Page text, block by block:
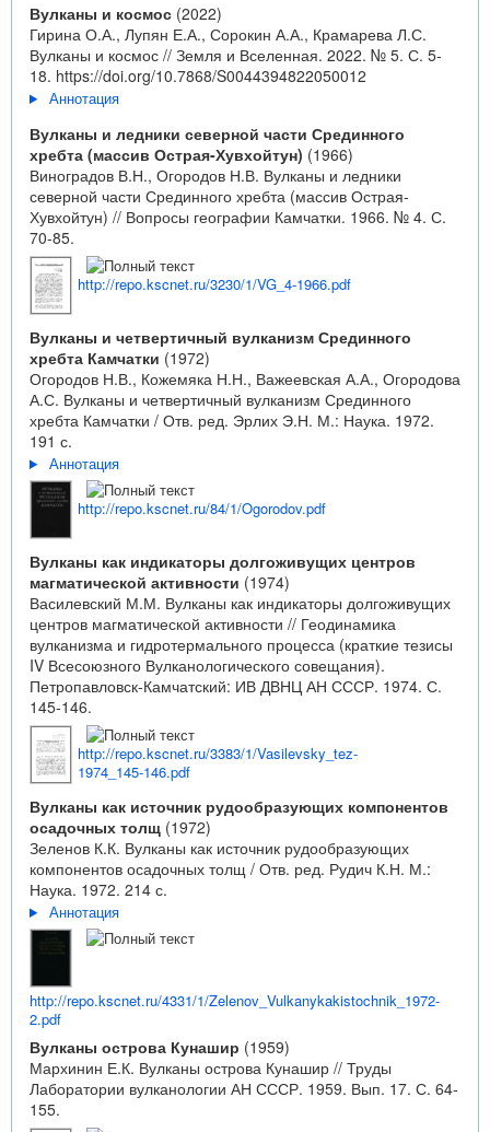
Вулканы и космос (2022)
Гирина О.А., Лупян Е.А., Сорокин А.А., Крамарева Л.С.
Вулканы и космос // Земля и Вселенная. 2022. № 5. С. 5-
18. https://doi.org/10.7868/S0044394822050012
Аннотация
Вулканы и ледники северной части Срединного
хребта (массив Острая-Хувхойтун) (1966)
Виноградов В.Н., Огородов Н.В. Вулканы и ледники
северной части Срединного хребта (массив Острая-
Хувхойтун) // Вопросы географии Камчатки. 1966. № 4. С.
70-85.
http://repo.kscnet.ru/3230/1/VG_4-1966.pdf
Вулканы и четвертичный вулканизм Срединного
хребта Камчатки (1972)
Огородов Н.В., Кожемяка Н.Н., Важеевская А.А., Огородова
А.С. Вулканы и четвертичный вулканизм Срединного
хребта Камчатки / Отв. ред. Эрлих Э.Н. М.: Наука. 1972.
191 с.
Аннотация
http://repo.kscnet.ru/84/1/Ogorodov.pdf
Вулканы как индикаторы долгоживущих центров
магматической активности (1974)
Василевский М.М. Вулканы как индикаторы долгоживущих
центров магматической активности // Геодинамика
вулканизма и гидротермального процесса (краткие тезисы
IV Всесоюзного Вулканологического совещания).
Петропавловск-Камчатский: ИВ ДВНЦ АН СССР. 1974. С.
145-146.
http://repo.kscnet.ru/3383/1/Vasilevsky_tez-
1974_145-146.pdf
Вулканы как источник рудообразующих компонентов
осадочных толщ (1972)
Зеленов К.К. Вулканы как источник рудообразующих
компонентов осадочных толщ / Отв. ред. Рудич К.Н. М.:
Наука. 1972. 214 с.
Аннотация
http://repo.kscnet.ru/4331/1/Zelenov_Vulkanykakistochnik_1972-
2.pdf
Вулканы острова Кунашир (1959)
Мархинин Е.К. Вулканы острова Кунашир // Труды
Лаборатории вулканологии АН СССР. 1959. Вып. 17. С. 64-
155.